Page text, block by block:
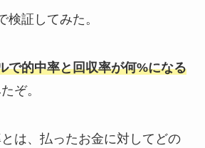
検証してみた。
で的中率と回収率が何%になる
ぞ。
は、払ったお金に対してどの